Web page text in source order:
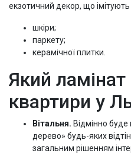
екзотичний декор, що імітують
шкіри;
паркету;
керамічної плитки.
Який
квартири у
Вітальня. Відмінно
дерево» будь-яких
загальним рішенням